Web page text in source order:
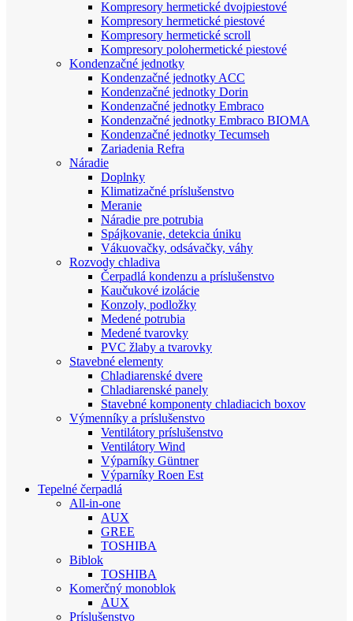
Kompresory hermetické dvojpiestové
Kompresory hermetické piestové
Kompresory hermetické scroll
Kompresory polohermetické piestové
Kondenzačné jednotky
Kondenzačné jednotky ACC
Kondenzačné jednotky Dorin
Kondenzačné jednotky Embraco
Kondenzačné jednotky Embraco BIOMA
Kondenzačné jednotky Tecumseh
Zariadenia Refra
Náradie
Doplnky
Klimatizačné príslušenstvo
Meranie
Náradie pre potrubia
Spájkovanie, detekcia úniku
Vákuovačky, odsávačky, váhy
Rozvody chladiva
Čerpadlá kondenzu a príslušenstvo
Kaučukové izolácie
Konzoly, podložky
Medené potrubia
Medené tvarovky
PVC žlaby a tvarovky
Stavebné elementy
Chladiarenské dvere
Chladiarenské panely
Stavebné komponenty chladiacich boxov
Výmenníky a príslušenstvo
Ventilátory príslušenstvo
Ventilátory Wind
Výparníky Güntner
Výparníky Roen Est
Tepelné čerpadlá
All-in-one
AUX
GREE
TOSHIBA
Biblok
TOSHIBA
Komerčný monoblok
AUX
Príslušenstvo